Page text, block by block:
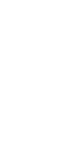
situés en
types
données à
la manière
en matière